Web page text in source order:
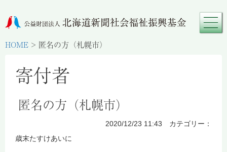
HOME > 匿名の方（札幌市）
寄付者
匿名の方（札幌市）
2020/12/23 11:43 カテゴリー：
歳末たすけあいに